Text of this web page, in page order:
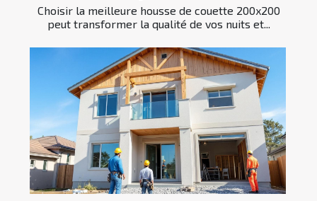
Choisir la meilleure housse de couette 200x200
peut transformer la qualité de vos nuits et...